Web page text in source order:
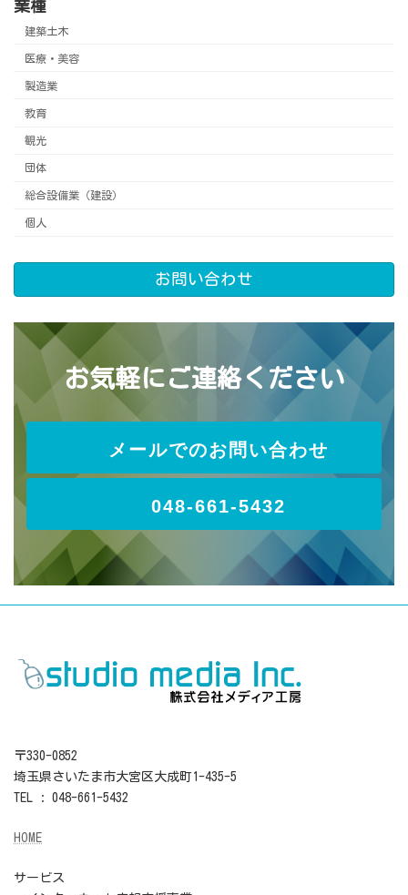
業種
建築土木
医療・美容
製造業
教育
観光
団体
総合設備業（建設）
個人
お問い合わせ
お気軽にご連絡ください
メールでのお問い合わせ
048-661-5432
〒330-0852
埼玉県さいたま市大宮区大成町1-435-5
TEL : 048-661-5432
HOME
サービス